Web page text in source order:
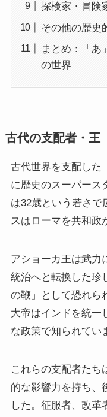
探検家・冒険
その他の歴史
まとめ：「あ
の世界
古代の支配者・王
古代世界を支配した
に歴史のスーパース
は32歳という若さで
スはローマを共和政
アショーカ王は武力
統治へと転換した珍
の鞭」として恐れら
大帝はインドを統一
な政策で知られてい
これらの支配者たち
的な影響力を持ち、
した。征服者、改革